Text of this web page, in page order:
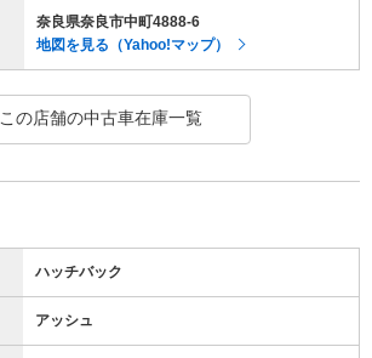
奈良県奈良市中町4888-6
地図を見る（Yahoo!マップ）
この店舗の中古車在庫一覧
ハッチバック
アッシュ